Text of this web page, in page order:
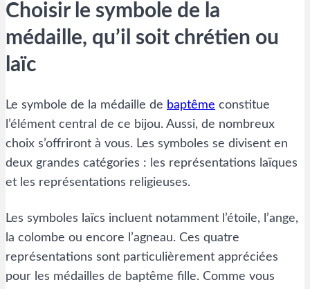
Choisir le symbole de la
médaille, qu’il soit chrétien ou
laïc
Le symbole de la médaille de baptême constitue
l’élément central de ce bijou. Aussi, de nombreux
choix s’offriront à vous. Les symboles se divisent en
deux grandes catégories : les représentations laïques
et les représentations religieuses.
Les symboles laïcs incluent notamment l’étoile, l’ange,
la colombe ou encore l’agneau. Ces quatre
représentations sont particulièrement appréciées
pour les médailles de baptême fille. Comme vous